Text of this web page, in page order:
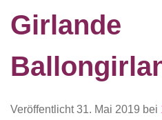
Girlande
Veröffentlicht31. Mai 2019 bei